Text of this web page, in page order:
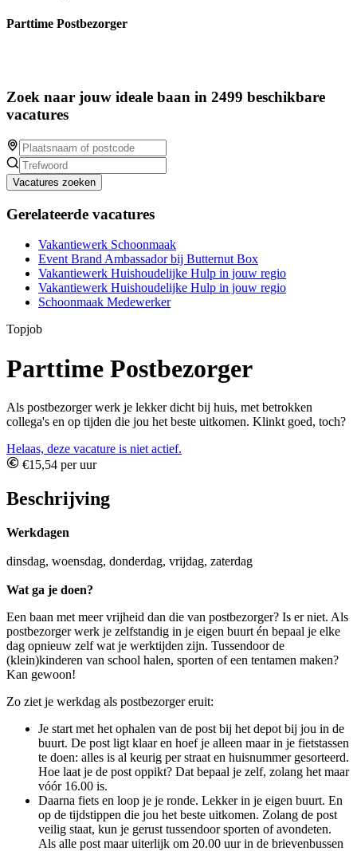
Parttime Postbezorger
Zoek naar jouw ideale baan in 2499 beschikbare
vacatures
Vacatures zoeken
Gerelateerde vacatures
Vakantiewerk Schoonmaak
Event Brand Ambassador bij Butternut Box
Vakantiewerk Huishoudelijke Hulp in jouw regio
Vakantiewerk Huishoudelijke Hulp in jouw regio
Schoonmaak Medewerker
Topjob
Parttime Postbezorger
Als postbezorger werk je lekker dicht bij huis, met betrokken
collega's en op tijden die jou het beste uitkomen. Klinkt goed, toch?
Helaas, deze vacature is niet actief.
€15,54 per uur
Beschrijving
Werkdagen
dinsdag, woensdag, donderdag, vrijdag, zaterdag
Wat ga je doen?
Een baan met meer vrijheid dan die van postbezorger? Is er niet. Als
postbezorger werk je zelfstandig in je eigen buurt én bepaal je elke
dag opnieuw zelf wat je werktijden zijn. Tussendoor de
(klein)kinderen van school halen, sporten of een tentamen maken?
Kan gewoon!
Zo ziet je werkdag als postbezorger eruit:
Je start met het ophalen van de post bij het depot bij jou in de
buurt. De post ligt klaar en hoef je alleen maar in je fietstassen
te doen: alles is al keurig per straat en huisnummer gesorteerd.
Hoe laat je de post oppikt? Dat bepaal je zelf, zolang het maar
vóór 16.00 is.
Daarna fiets en loop je je ronde. Lekker in je eigen buurt. En
op de tijdstippen die jou het beste uitkomen. Zolang de post
veilig staat, kun je gerust tussendoor sporten of avondeten.
Als alle post maar uiterlijk om 20.00 uur in de brievenbussen